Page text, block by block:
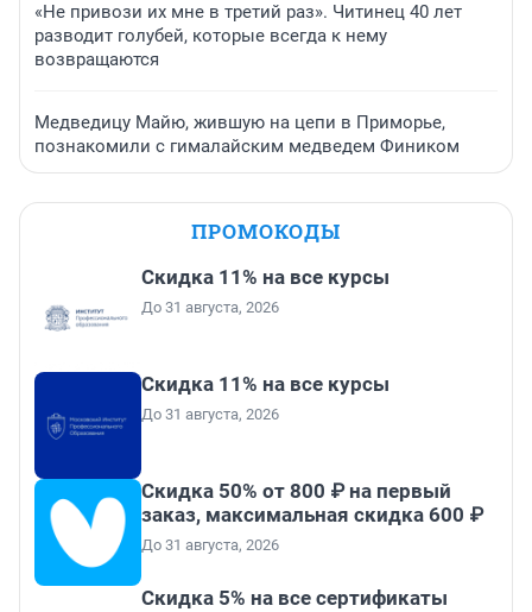
«Не привози их мне в третий раз». Читинец 40 лет
разводит голубей, которые всегда к нему
возвращаются
Медведицу Майю, жившую на цепи в Приморье,
познакомили с гималайским медведем Фиником
ПРОМОКОДЫ
Скидка 11% на все курсы
До 31 августа, 2026
Скидка 11% на все курсы
До 31 августа, 2026
Скидка 50% от 800 ₽ на первый
заказ, максимальная скидка 600 ₽
До 31 августа, 2026
Скидка 5% на все сертификаты